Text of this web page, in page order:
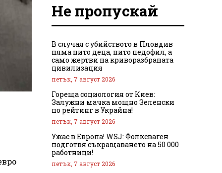
Не пропускай
В случая с убийството в Пловдив
няма нито деца, нито педофил, а
само жертви на криворазбраната
цивилизация
петък, 7 август 2026
Гореща социология от Киев:
Залужни мачка мощно Зеленски
по рейтинг в Украйна!
петък, 7 август 2026
Ужас в Европа! WSJ: Фолксваген
подготвя съкращаването на 50 000
работници!
петък, 7 август 2026